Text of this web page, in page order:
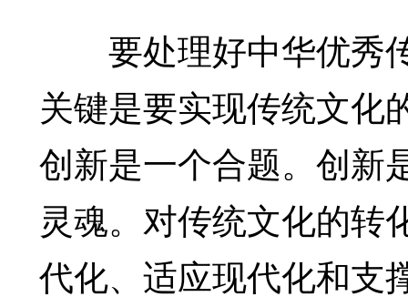
要处理好中华优秀
关键是要实现传统文化
创新是一个合题。创新
灵魂。对传统文化的转
代化、适应现代化和支